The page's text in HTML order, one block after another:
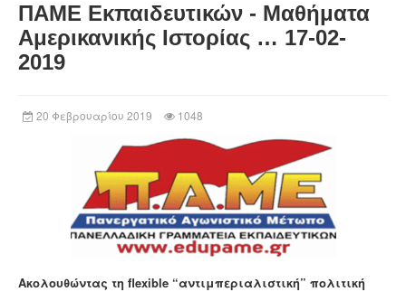
Χρήσιμα
Παρατάξεις
ΠΑΜΕ Εκπαιδευτικών - Μαθήματα
Αμερικανικής Ιστορίας … 17-02-
2019
20 Φεβρουαρίου 2019 1048
Ακολουθώντας τη flexible “αντιμπεριαλιστική” πολιτική